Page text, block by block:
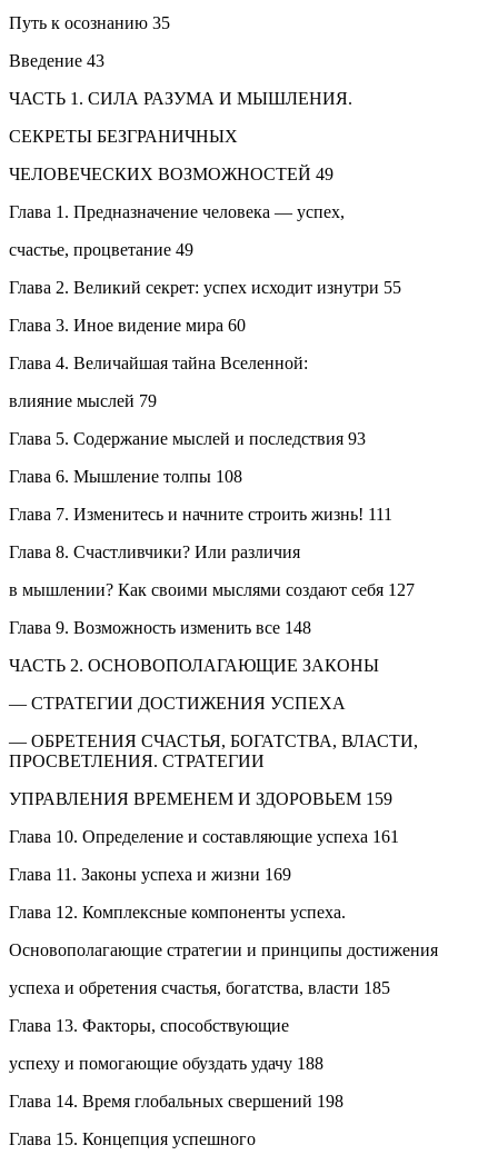
Путь к осознанию 35
Введение 43
ЧАСТЬ 1. СИЛА РАЗУМА И МЫШЛЕНИЯ.
СЕКРЕТЫ БЕЗГРАНИЧНЫХ
ЧЕЛОВЕЧЕСКИХ ВОЗМОЖНОСТЕЙ 49
Глава 1. Предназначение человека — успех,
счастье, процветание 49
Глава 2. Великий секрет: успех исходит изнутри 55
Глава 3. Иное видение мира 60
Глава 4. Величайшая тайна Вселенной:
влияние мыслей 79
Глава 5. Содержание мыслей и последствия 93
Глава 6. Мышление толпы 108
Глава 7. Изменитесь и начните строить жизнь! 111
Глава 8. Счастливчики? Или различия
в мышлении? Как своими мыслями создают себя 127
Глава 9. Возможность изменить все 148
ЧАСТЬ 2. ОСНОВОПОЛАГАЮЩИЕ ЗАКОНЫ
— СТРАТЕГИИ ДОСТИЖЕНИЯ УСПЕХА
— ОБРЕТЕНИЯ СЧАСТЬЯ, БОГАТСТВА, ВЛАСТИ,
ПРОСВЕТЛЕНИЯ. СТРАТЕГИИ
УПРАВЛЕНИЯ ВРЕМЕНЕМ И ЗДОРОВЬЕМ 159
Глава 10. Определение и составляющие успеха 161
Глава 11. Законы успеха и жизни 169
Глава 12. Комплексные компоненты успеха.
Основополагающие стратегии и принципы достижения
успеха и обретения счастья, богатства, власти 185
Глава 13. Факторы, способствующие
успеху и помогающие обуздать удачу 188
Глава 14. Время глобальных свершений 198
Глава 15. Концепция успешного